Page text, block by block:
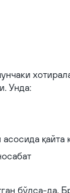
Унда:
қайта
бўлса-да,